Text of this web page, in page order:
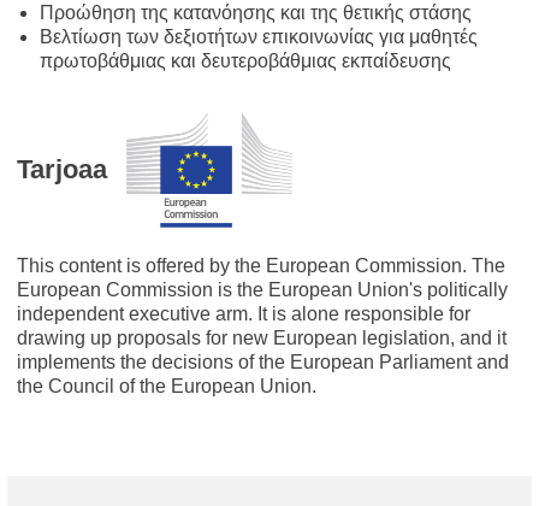
Προώθηση της κατανόησης και της θετικής στάσης
Βελτίωση των δεξιοτήτων επικοινωνίας για μαθητές
πρωτοβάθμιας και δευτεροβάθμιας εκπαίδευσης
Tarjoaa
This content is offered by the European Commission. The
European Commission is the European Union's politically
independent executive arm. It is alone responsible for
drawing up proposals for new European legislation, and it
implements the decisions of the European Parliament and
the Council of the European Union.